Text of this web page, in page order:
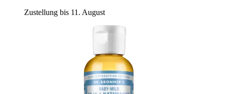
Zustellung bis 11. August